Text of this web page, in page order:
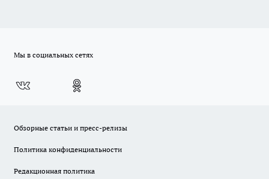
Мы в социальных сетях
Обзорные статьи и пресс-релизы
Политика конфиденциальности
Редакционная политика